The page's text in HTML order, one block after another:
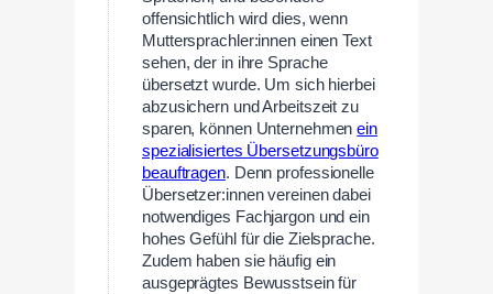
offensichtlich wird dies, wenn
Muttersprachler:innen einen Text
sehen, der in ihre Sprache
übersetzt wurde. Um sich hierbei
abzusichern und Arbeitszeit zu
sparen, können Unternehmenein
spezialisiertes Übersetzungsbüro
beauftragen. Denn professionelle
Übersetzer:innen vereinen dabei
notwendiges Fachjargon und ein
hohes Gefühl für die Zielsprache.
Zudem haben sie häufig ein
ausgeprägtes Bewusstsein für